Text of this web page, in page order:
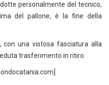
personalmente del tecnico,
del pallone, è la fine della
con una vistosa fasciatura alla
trasferimento in ritiro.